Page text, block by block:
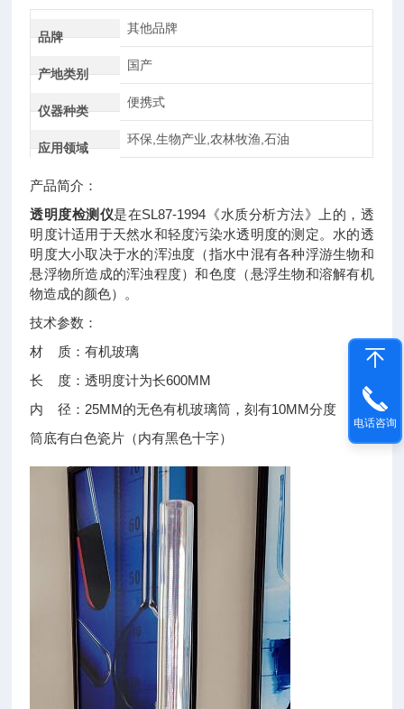
品牌
其他品牌
产地类别
国产
仪器种类
便携式
应用领域
环保,生物产业,农林牧渔,石油
产品简介：
透明度检测仪是在SL87-1994《水质分析方法》上的，透
明度计适用于天然水和轻度污染水透明度的测定。水的透
明度大小取决于水的浑浊度（指水中混有各种浮游生物和
悬浮物所造成的浑浊程度）和色度（悬浮生物和溶解有机
物造成的颜色）。
技术参数：
材 质：有机玻璃
长 度：透明度计为长600MM
内 径：25MM的无色有机玻璃筒，刻有10MM分度
筒底有白色瓷片（内有黑色十字）
电话咨询